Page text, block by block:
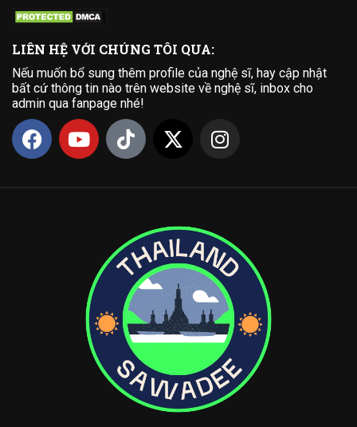
LIÊN HỆ VỚI CHÚNG TÔI QUA:
Nếu muốn bổ sung thêm profile của nghệ sĩ, hay cập nhật
bất cứ thông tin nào trên website về nghệ sĩ, inbox cho
admin qua fanpage nhé!